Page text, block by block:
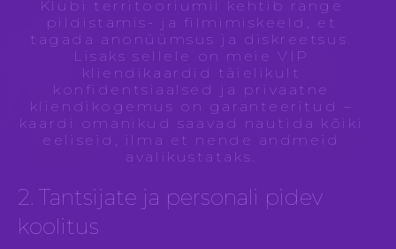
Klubi territooriumil kehtib range
pildistamis- ja filmimiskeeld, et
tagada anonüümsus ja diskreetsus.
Lisaks sellele on meie VIP
kliendikaardid täielikult
konfidentsiaalsed ja privaatne
kliendikogemus on garanteeritud –
kaardi omanikud saavad nautida kõiki
eeliseid, ilma et nende andmeid
avalikustataks.
2. Tantsijate ja personali pidev
koolitus